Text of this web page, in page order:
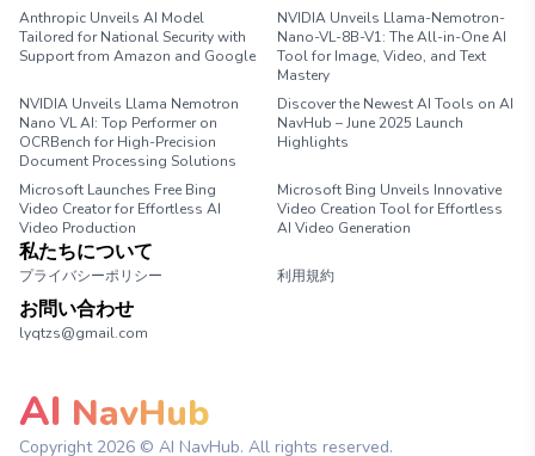
Anthropic Unveils AI Model
Tailored for National Security with
Support from Amazon and Google
NVIDIA Unveils Llama-Nemotron-
Nano-VL-8B-V1: The All-in-One AI
Tool for Image, Video, and Text
Mastery
NVIDIA Unveils Llama Nemotron
Nano VL AI: Top Performer on
OCRBench for High-Precision
Document Processing Solutions
Discover the Newest AI Tools on AI
NavHub – June 2025 Launch
Highlights
Microsoft Launches Free Bing
Video Creator for Effortless AI
Video Production
Microsoft Bing Unveils Innovative
Video Creation Tool for Effortless
AI Video Generation
私たちについて
プライバシーポリシー 利用規約
お問い合わせ
lyqtzs@gmail.com
AI NavHub
Copyright 2026 © AI NavHub. All rights reserved.